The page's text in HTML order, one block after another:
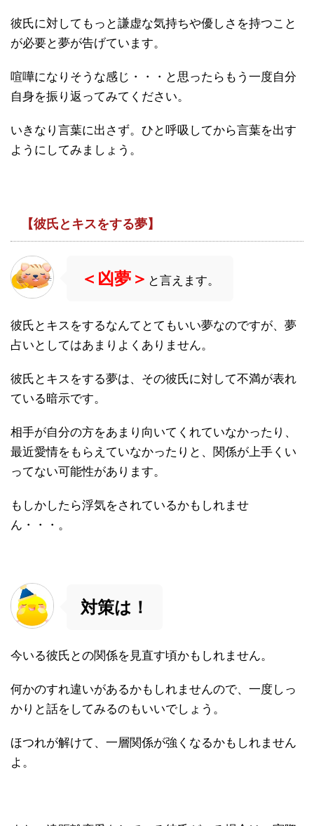
彼氏に対してもっと謙虚な気持ちや優しさを持つこと
が必要と夢が告げています。
喧嘩になりそうな感じ・・・と思ったらもう一度自分
自身を振り返ってみてください。
いきなり言葉に出さず。ひと呼吸してから言葉を出す
ようにしてみましょう。
【彼氏とキスをする夢】
＜凶夢＞ と言えます。
彼氏とキスをするなんてとてもいい夢なのですが、夢
占いとしてはあまりよくありません。
彼氏とキスをする夢は、その彼氏に対して不満が表れ
ている暗示です。
相手が自分の方をあまり向いてくれていなかったり、
最近愛情をもらえていなかったりと、関係が上手くい
ってない可能性があります。
もしかしたら浮気をされているかもしれませ
ん・・・。
対策は！
今いる彼氏との関係を見直す頃かもしれません。
何かのすれ違いがあるかもしれませんので、一度しっ
かりと話をしてみるのもいいでしょう。
ほつれが解けて、一層関係が強くなるかもしれません
よ。